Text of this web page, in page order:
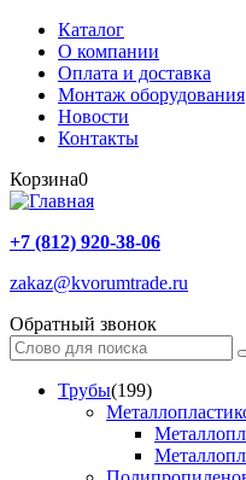
Каталог
О компании
Оплата и доставка
Монтаж оборудования
Новости
Контакты
Корзина0
+7 (812) 920-38-06
zakaz@kvorumtrade.ru
Обратный звонок
Трубы(199)